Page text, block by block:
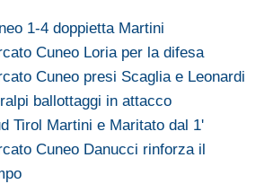
1-4 doppietta Martini
Cuneo Loria per la difesa
Cuneo presi Scaglia e Leonardi
ballottaggi in attacco
Tirol Martini e Maritato dal 1'
Cuneo Danucci rinforza il